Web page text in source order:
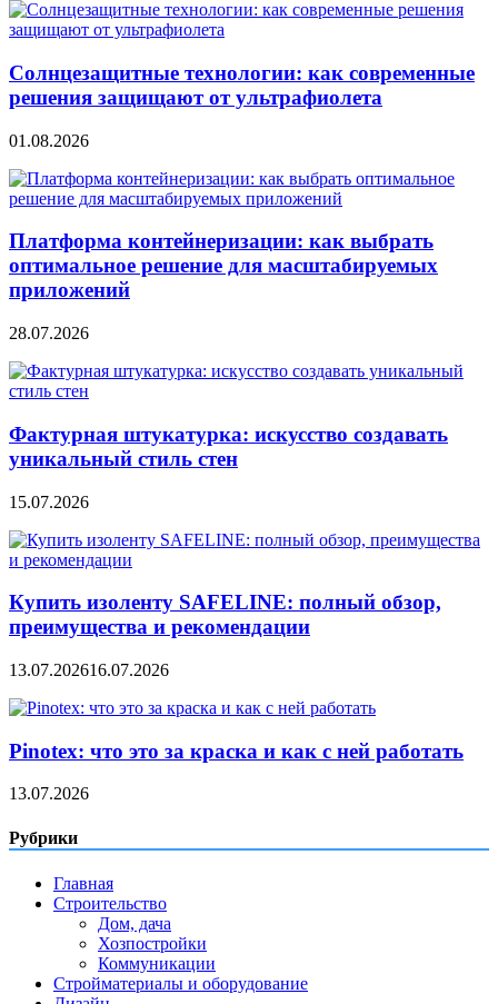
Солнцезащитные технологии: как современные
решения защищают от ультрафиолета
01.08.2026
Платформа контейнеризации: как выбрать
оптимальное решение для масштабируемых
приложений
28.07.2026
Фактурная штукатурка: искусство создавать
уникальный стиль стен
15.07.2026
Купить изоленту SAFELINE: полный обзор,
преимущества и рекомендации
13.07.202616.07.2026
Pinotex: что это за краска и как с ней работать
13.07.2026
Рубрики
Главная
Строительство
Дом, дача
Хозпостройки
Коммуникации
Стройматериалы и оборудование